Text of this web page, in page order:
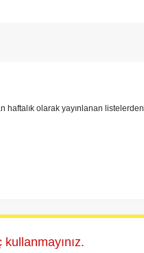
haftalık olarak yayınlanan listelerden